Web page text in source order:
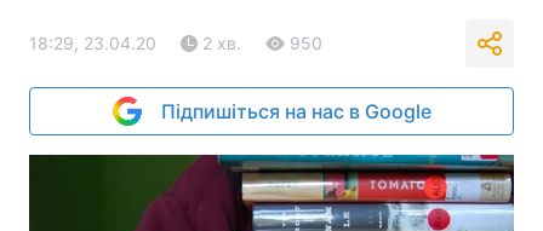
18:29, 23.04.20 2 хв. 950
Підпишіться на нас в Google